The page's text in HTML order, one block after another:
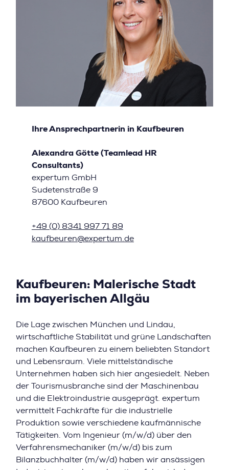
Ihre Ansprechpartnerin in Kaufbeuren
Alexandra Götte (Teamlead HR
Consultants)
expertum GmbH
Sudetenstraße 9
87600 Kaufbeuren
+49 (0) 8341 997 71 89
kaufbeuren@expertum.de
Kaufbeuren: Malerische Stadt
im bayerischen Allgäu
Die Lage zwischen München und Lindau,
wirtschaftliche Stabilität und grüne Landschaften
machen Kaufbeuren zu einem beliebten Standort
und Lebensraum. Viele mittelständische
Unternehmen haben sich hier angesiedelt. Neben
der Tourismusbranche sind der Maschinenbau
und die Elektroindustrie ausgeprägt. expertum
vermittelt Fachkräfte für die industrielle
Produktion sowie verschiedene kaufmännische
Tätigkeiten. Vom Ingenieur (m/w/d) über den
Verfahrensmechaniker (m/w/d) bis zum
Bilanzbuchhalter (m/w/d) haben wir ansässigen